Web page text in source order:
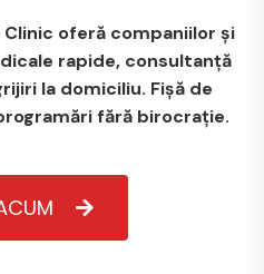
Clinic oferă companiilor și
rapide, consultanță
la domiciliu. Fișă de
fără birocrație.